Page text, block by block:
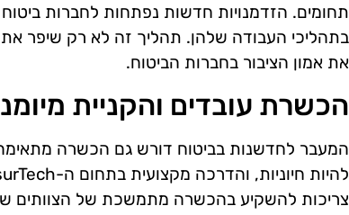
תחומים. הזדמנויות חדשות נפתחות לחברות
בתהליכי העבודה שלהן. תהליך זה לא רק שיפר את
את אמון הציבור בחברות הביטוח.
הכשרת עובדים והקניית
המעבר לחדשנות בביטוח דורש גם הכשרה מתאימה
צריכות להשקיע בהכשרה מתמשכת של הצוותים